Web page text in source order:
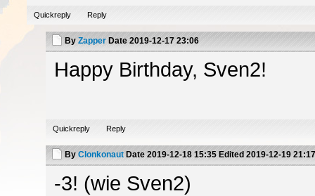
Quickreply Reply
By Zapper Date 2019-12-17 23:06
Happy Birthday, Sven2!
Quickreply Reply
By Clonkonaut Date 2019-12-18 15:35 Edited 2019-12-19
-3! (wie Sven2)